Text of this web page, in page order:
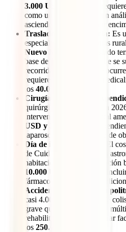
3.000 USD
. Si la visita
como una radiografía o un
asciende rápidamente por
Traslado en ambulancia: Es
especialmente en las zonas
Nuevo México
. Un traslado
base de
, al que se
recorrida. Si el accidente
requiere un helicóptero
los 40.000 USD
Cirugía de apéndice
quirúrgica más común. En
intervención en un hospital
USD y 35.000 USD
,
laparoscopia y del tiempo de
Día de ingreso en UCI:
El
de Cuidados Intensivos es
habitación y la monitorización
10.000 USD diarios
, sin
fármacos o soporte vital
Accidente de tráfico con
casi 4.000 km, el riesgo de
grave que requiera cirugía
rehabilitación puede generar
los 250.000 USD